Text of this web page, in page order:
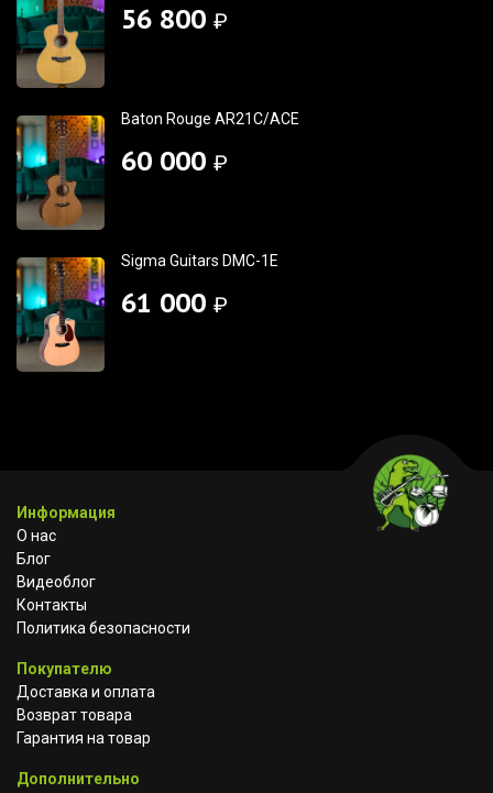
56 800 ₽
Baton Rouge AR21C/ACE
60 000 ₽
Sigma Guitars DMC-1E
61 000 ₽
Информация
О нас
Блог
Видеоблог
Контакты
Политика безопасности
Покупателю
Доставка и оплата
Возврат товара
Гарантия на товар
Дополнительно